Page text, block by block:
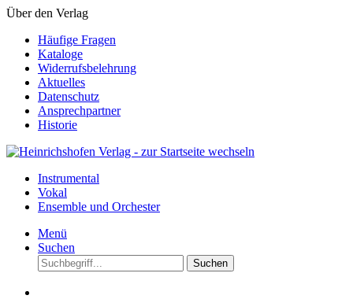
Über den Verlag
Häufige Fragen
Kataloge
Widerrufsbelehrung
Aktuelles
Datenschutz
Ansprechpartner
Historie
Instrumental
Vokal
Ensemble und Orchester
Menü
Suchen
Suchen